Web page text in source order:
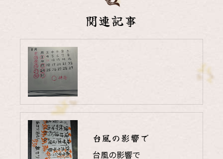
関連記事
台風の影響で
台風の影響で